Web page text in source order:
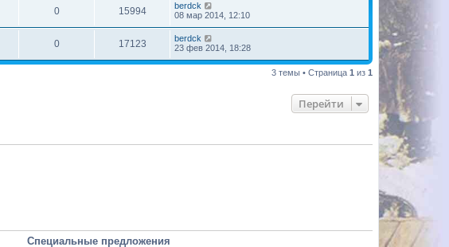
0 15994
berdck
08 мар 2014, 12:10
0 17123
berdck
23 фев 2014, 18:28
3 темы • Страница 1 из 1
Перейти
Специальные предложения